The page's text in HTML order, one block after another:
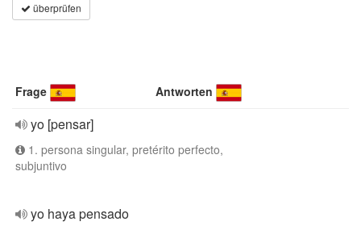
überprüfen
Frage Antworten
yo [pensar]
1. persona singular, pretérito perfecto,
subjuntivo
yo haya pensado